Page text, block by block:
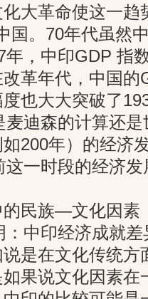
大革命使这一趋
国。70年代虽然
年，中印GDP 指
革年代，中国的
也大大突破了
迪森的计算还是
200年）的经济
这一时段的经济
的民族—文化因素
中印经济成就差
是在文化传统方
果说文化因素在